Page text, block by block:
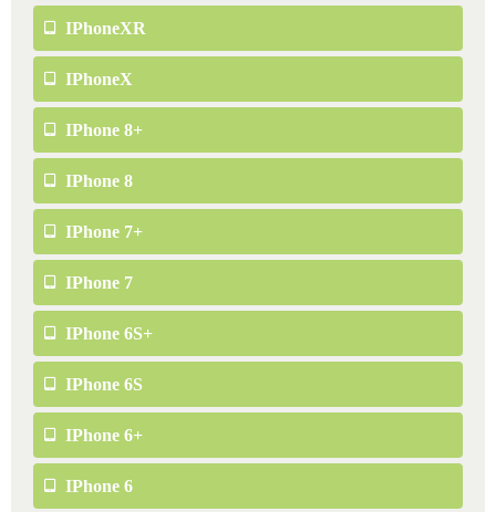
IPhoneXR
IPhoneX
IPhone 8+
IPhone 8
IPhone 7+
IPhone 7
IPhone 6S+
IPhone 6S
IPhone 6+
IPhone 6